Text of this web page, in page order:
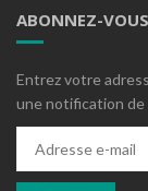
ABONNEZ-
Entrez votre
une notification de
mail